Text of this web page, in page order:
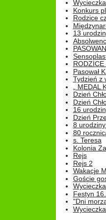
Konkurs
Rodzice
13
Pasował
Tydzień z
„
Dzień
Dzień
16
Dzień
8
80
s. Teresa
Kolonia
Rejs
Rejs 2
Wakacje
Goście
Festyn
"Dni